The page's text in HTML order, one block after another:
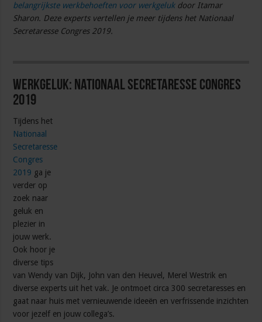
belangrijkste werkbehoeften voor werkgelukdoor Itamar
Sharon. Deze experts vertellen je meer tijdens het Nationaal
Secretaresse Congres 2019.
Werkgeluk: Nationaal Secretaresse Congres
2019
Tijdens het
Nationaal
Secretaresse
Congres
2019 ga je
verder op
zoek naar
geluk en
plezier in
jouw werk.
Ook hoor je
diverse tips
van Wendy van Dijk, John van den Heuvel, Merel Westrik en
diverse experts uit het vak. Je ontmoet circa 300 secretaresses en
gaat naar huis met vernieuwende ideeën en verfrissende inzichten
voor jezelf en jouw collega’s.